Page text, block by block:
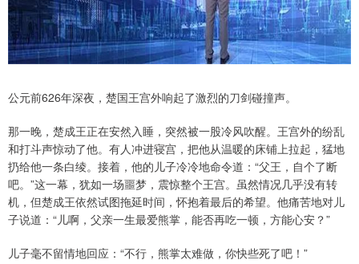
公元前626年深夜，楚国王宫外响起了激烈的刀剑碰撞声。
那一晚，楚成王正在安然入睡，突然被一股冷风吹醒。王宫外的纷乱
和打斗声惊动了他。有人冲进寝宫，把他从温暖的床铺上拉起，猛地
扔给他一条白绫。接着，他的儿子冷冷地命令道：“父王，自个了断
吧。”这一幕，犹如一场噩梦，震惊整个王宫。虽然情况几乎没有转
机，但楚成王依然试图拖延时间，怀抱着最后的希望。他痛苦地对儿
子说道：“儿啊，父亲一生最爱熊掌，能否再吃一顿，方能心安？”
儿子毫不留情地回应：“不行，熊掌太难做，你快些死了吧！”